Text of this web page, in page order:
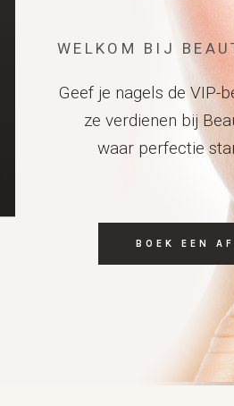
WELKOM BIJ
Geef je nagels de VIP-
ze verdienen bij
waar perfectie
BOEK EEN